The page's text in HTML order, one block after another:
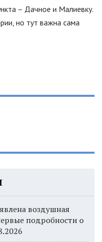
– Дачное и Малиевку.
но тут важна сама
воздушная
подробности о